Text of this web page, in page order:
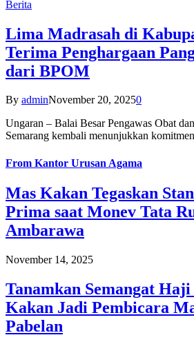
Berita
Lima Madrasah di
Terima Penghargaan
dari BPOM
By adminNovember 20, 20250
Ungaran – Balai Besar Pengawas Obat
Semarang kembali menunjukkan
From Kantor Urusan Agama
Mas Kakan Tegaskan
Prima saat Monev Tata
Ambarawa
November 14, 2025
Tanamkan Semangat
Kakan Jadi Pembicara
Pabelan